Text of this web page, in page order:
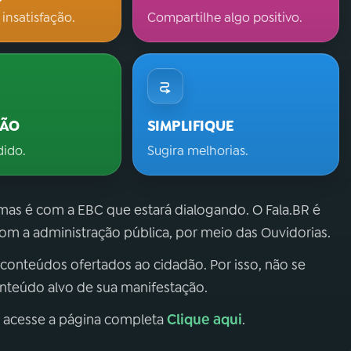
Compartilhe algo positivo.
SIMPLIFIQUE
Sugira melhorias.
é com a EBC que estará dialogando. O Fala.BR é
a administração pública, por meio das Ouvidorias.
ofertados ao cidadão. Por isso, não se
alvo de sua manifestação.
a página completaClique aqui.